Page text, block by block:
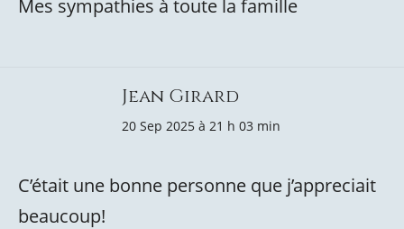
Mes sympathies à toute la famille
Jean Girard
20 Sep 2025 à 21 h 03 min
C’était une bonne personne que j’appreciait
beaucoup!